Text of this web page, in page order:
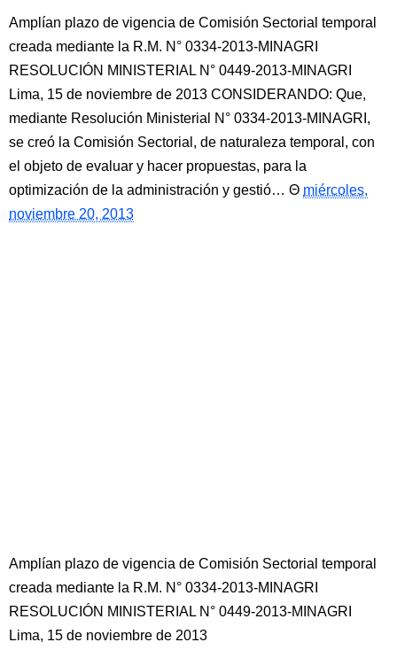
Amplían plazo de vigencia de Comisión Sectorial temporal
creada mediante la R.M. N° 0334-2013-MINAGRI
RESOLUCIÓN MINISTERIAL N° 0449-2013-MINAGRI
Lima, 15 de noviembre de 2013 CONSIDERANDO: Que,
mediante Resolución Ministerial N° 0334-2013-MINAGRI,
se creó la Comisión Sectorial, de naturaleza temporal, con
el objeto de evaluar y hacer propuestas, para la
optimización de la administración y gestió…
miércoles,
noviembre 20, 2013
Amplían plazo de vigencia de Comisión Sectorial temporal
creada mediante la R.M. N° 0334-2013-MINAGRI
RESOLUCIÓN MINISTERIAL N° 0449-2013-MINAGRI
Lima, 15 de noviembre de 2013